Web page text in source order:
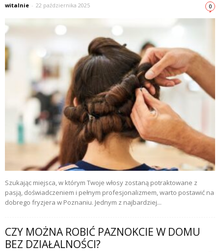
witalnie - 22 października 2025 0
Szukając miejsca, w którym Twoje włosy zostaną potraktowane z
pasją, doświadczeniem i pełnym profesjonalizmem, warto postawić na
dobrego fryzjera w Poznaniu. Jednym z najbardziej...
CZY MOŻNA ROBIĆ PAZNOKCIE W DOMU
BEZ DZIAŁALNOŚCI?